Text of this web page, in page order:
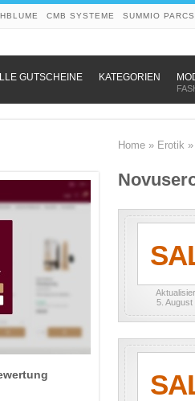
CMB SYSTEME SUMMIO PARCS
GUTSCHEINE KATEGORIEN
Home» Erotik »
5. August